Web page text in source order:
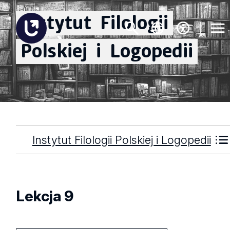
Instytut Filologii
Polskiej i Logopedii
Instytut Filologii Polskiej i Logopedii
Lekcja 9